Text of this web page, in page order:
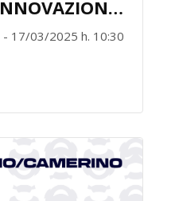
17/03/2025 h. 10:30